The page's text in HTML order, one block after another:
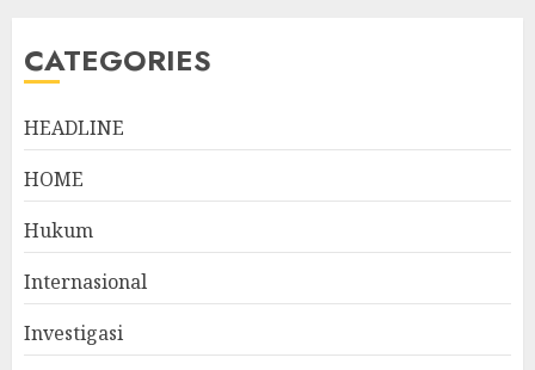
CATEGORIES
HEADLINE
HOME
Hukum
Internasional
Investigasi